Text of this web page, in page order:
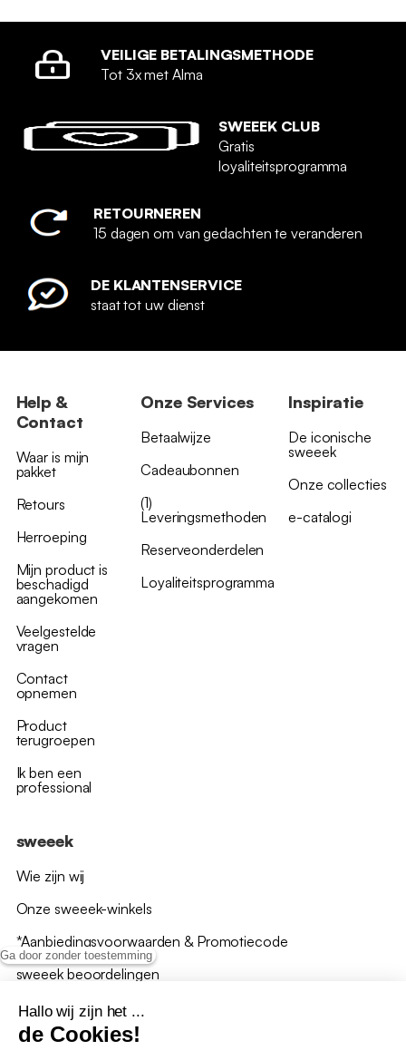
Ga door zonder toestemming
Hallo wij zijn het ...
de Cookies!
VEILIGE BETALINGSMETHODE
Tot 3x met Alma
SWEEEK CLUB
Gratis
loyaliteitsprogramma
RETOURNEREN
15 dagen om van gedachten te veranderen
DE KLANTENSERVICE
staat tot uw dienst
Help &
Contact
Waar is mijn
pakket
Retours
Herroeping
Mijn product is
beschadigd
aangekomen
Veelgestelde
vragen
Contact
opnemen
Product
terugroepen
Ik ben een
professional
Onze Services
Betaalwijze
Cadeaubonnen
(1)
Leveringsmethoden
Reserveonderdelen
Loyaliteitsprogramma
Inspiratie
De iconische
sweeek
Onze collecties
e-catalogi
sweeek
Wie zijn wij
Onze sweeek-winkels
*Aanbiedingsvoorwaarden & Promotiecode
sweeek beoordelingen